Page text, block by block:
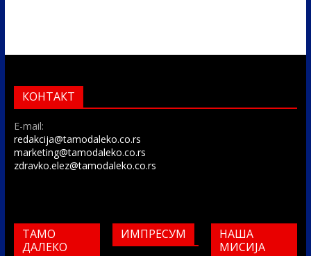
КОНТАКТ
E-mail:
redakcija@tamodaleko.co.rs
marketing@tamodaleko.co.rs
zdravko.elez@tamodaleko.co.rs
ТАМО
ДАЛЕКО
ИМПРЕСУМ
НАША
МИСИЈА